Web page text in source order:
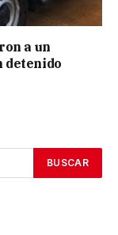
a un
detenido